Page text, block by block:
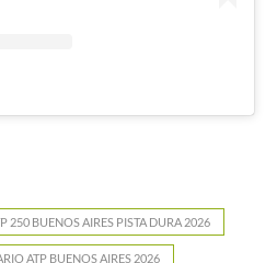
250 BUENOS AIRES PISTA DURA 2026
ATP BUENOS AIRES 2026